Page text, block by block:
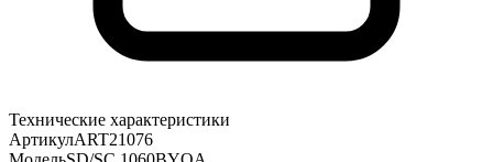
Технические характеристики
АртикулART21076